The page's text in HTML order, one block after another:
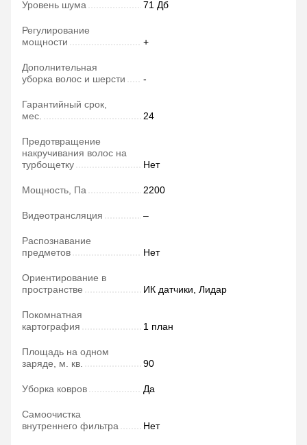
Уровень шума 71 Дб
Регулирование
мощности
+
Дополнительная
уборка волос и шерсти
-
Гарантийный срок,
мес.
24
Предотвращение
накручивания волос на
турбощетку
Нет
Мощность, Па 2200
Видеотрансляция –
Распознавание
предметов
Нет
Ориентирование в
пространстве
ИК датчики, Лидар
Покомнатная
картография
1 план
Площадь на одном
заряде, м. кв.
90
Уборка ковров Да
Самоочистка
внутреннего фильтра
Нет